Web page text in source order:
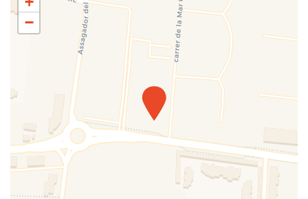
Platos
Ropa de cama
Sala de estar
Sillas de comedor
Ventilador de techo
Vistas a las montañas
Web TV
WiFi de alta velocidad
−